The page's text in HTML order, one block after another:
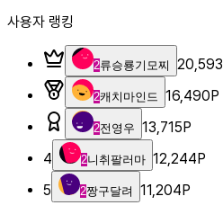
사용자 랭킹
2류승룡기모찌 20,593
2캐치마인드 16,490P
2전영우 13,715P
4
2니취팔러마 12,244P
5
2짱구달려 11,204P